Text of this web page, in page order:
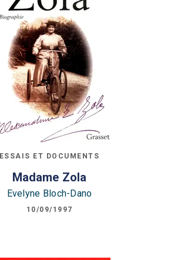
ESSAIS ET DOCUMENTS
Madame Zola
Evelyne Bloch-Dano
10/09/1997